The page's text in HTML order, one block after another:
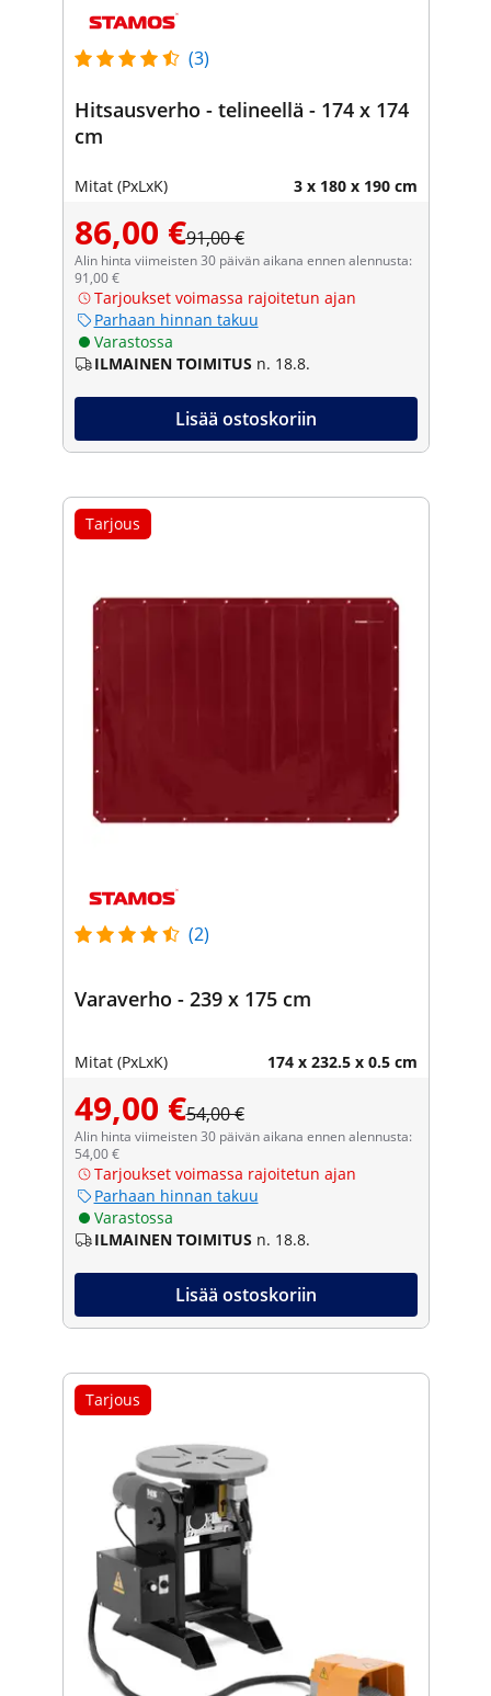
(3)
Hitsausverho - telineellä - 174 x 174
cm
Mitat (PxLxK) 3 x 180 x 190 cm
86,00 €91,00 €
Alin hinta viimeisten 30 päivän aikana ennen alennusta:
91,00 €
Tarjoukset voimassa rajoitetun ajan
Parhaan hinnan takuu
Varastossa
ILMAINEN TOIMITUS n. 18.8.
Lisää ostoskoriin
Tarjous
(2)
Varaverho - 239 x 175 cm
Mitat (PxLxK) 174 x 232.5 x 0.5 cm
49,00 €54,00 €
Alin hinta viimeisten 30 päivän aikana ennen alennusta:
54,00 €
Tarjoukset voimassa rajoitetun ajan
Parhaan hinnan takuu
Varastossa
ILMAINEN TOIMITUS n. 18.8.
Lisää ostoskoriin
Tarjous